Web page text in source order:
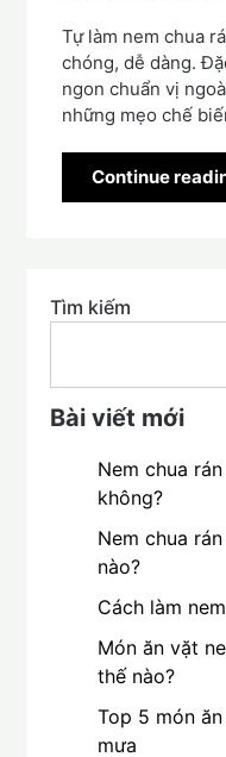
Tự làm nem chua
chóng, dễ dàng.
ngon chuẩn vị
những mẹo chế
Continue
Tìm kiếm
Bài viết mới
Nem chua
không?
Nem chua
nào?
Cách làm
Món ăn vặt
thế nào?
Top 5 món
mưa